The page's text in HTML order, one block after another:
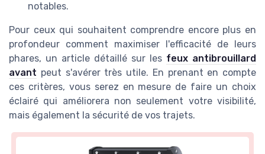
notables.
Pour ceux qui souhaitent comprendre encore plus en
profondeur comment maximiser l'efficacité de leurs
phares, un article détaillé sur les feux antibrouillard
avant peut s'avérer très utile. En prenant en compte
ces critères, vous serez en mesure de faire un choix
éclairé qui améliorera non seulement votre visibilité,
mais également la sécurité de vos trajets.